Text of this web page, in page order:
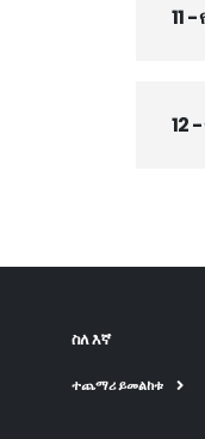
11
12
ስለ እኛ
ተጨማሪ ይመልከቱ